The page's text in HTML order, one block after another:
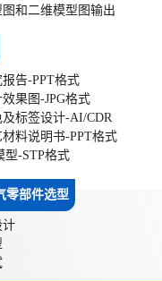
图和二维模型图输出
告-PPT格式
果图-JPG格式
及标签设计-AI/CDR
料说明书-PPT格式
型-STP格式
零部件选型
计